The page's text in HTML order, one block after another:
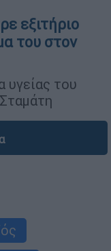
εξιτήριο
του στον
υγείας του